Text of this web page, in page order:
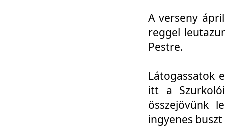
A verseny
reggel
Pestre.
Látogassatok
itt a
összejövünk
ingyenes